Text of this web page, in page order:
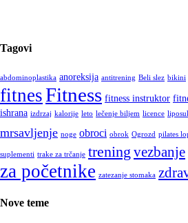
Tagovi
abdominoplastika anoreksija antitrening Beli slez bikini
fitnesFitness fitness instruktor
ishrana izdrzaj kalorije leto lečenje biljem licence
mrsavljenje noge obroci obrok Ogrozd pilates
suplementi trake za trčanje trening vezbanje
za početnike zatezanje stomaka
Nove teme